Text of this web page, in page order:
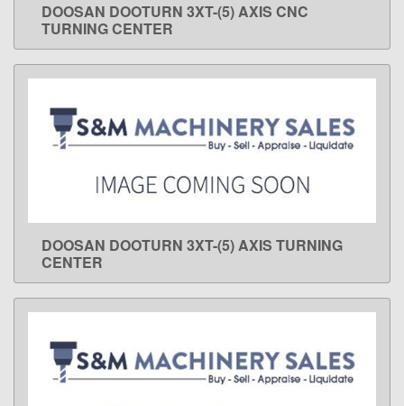
LEARN MORE
DOOSAN DOOTURN 3XT-(5) AXIS CNC
TURNING CENTER
LEARN MORE
DOOSAN DOOTURN 3XT-(5) AXIS TURNING
CENTER